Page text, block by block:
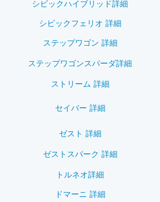
シビックハイブリッド詳細
シビックフェリオ 詳細
ステップワゴン 詳細
ステップワゴンスパーダ詳細
ストリーム 詳細
セイバー 詳細
ゼスト 詳細
ゼストスパーク 詳細
トルネオ詳細
ドマーニ 詳細